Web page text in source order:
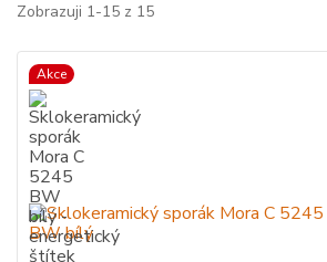
Zobrazuji 1-15 z 15
Akce